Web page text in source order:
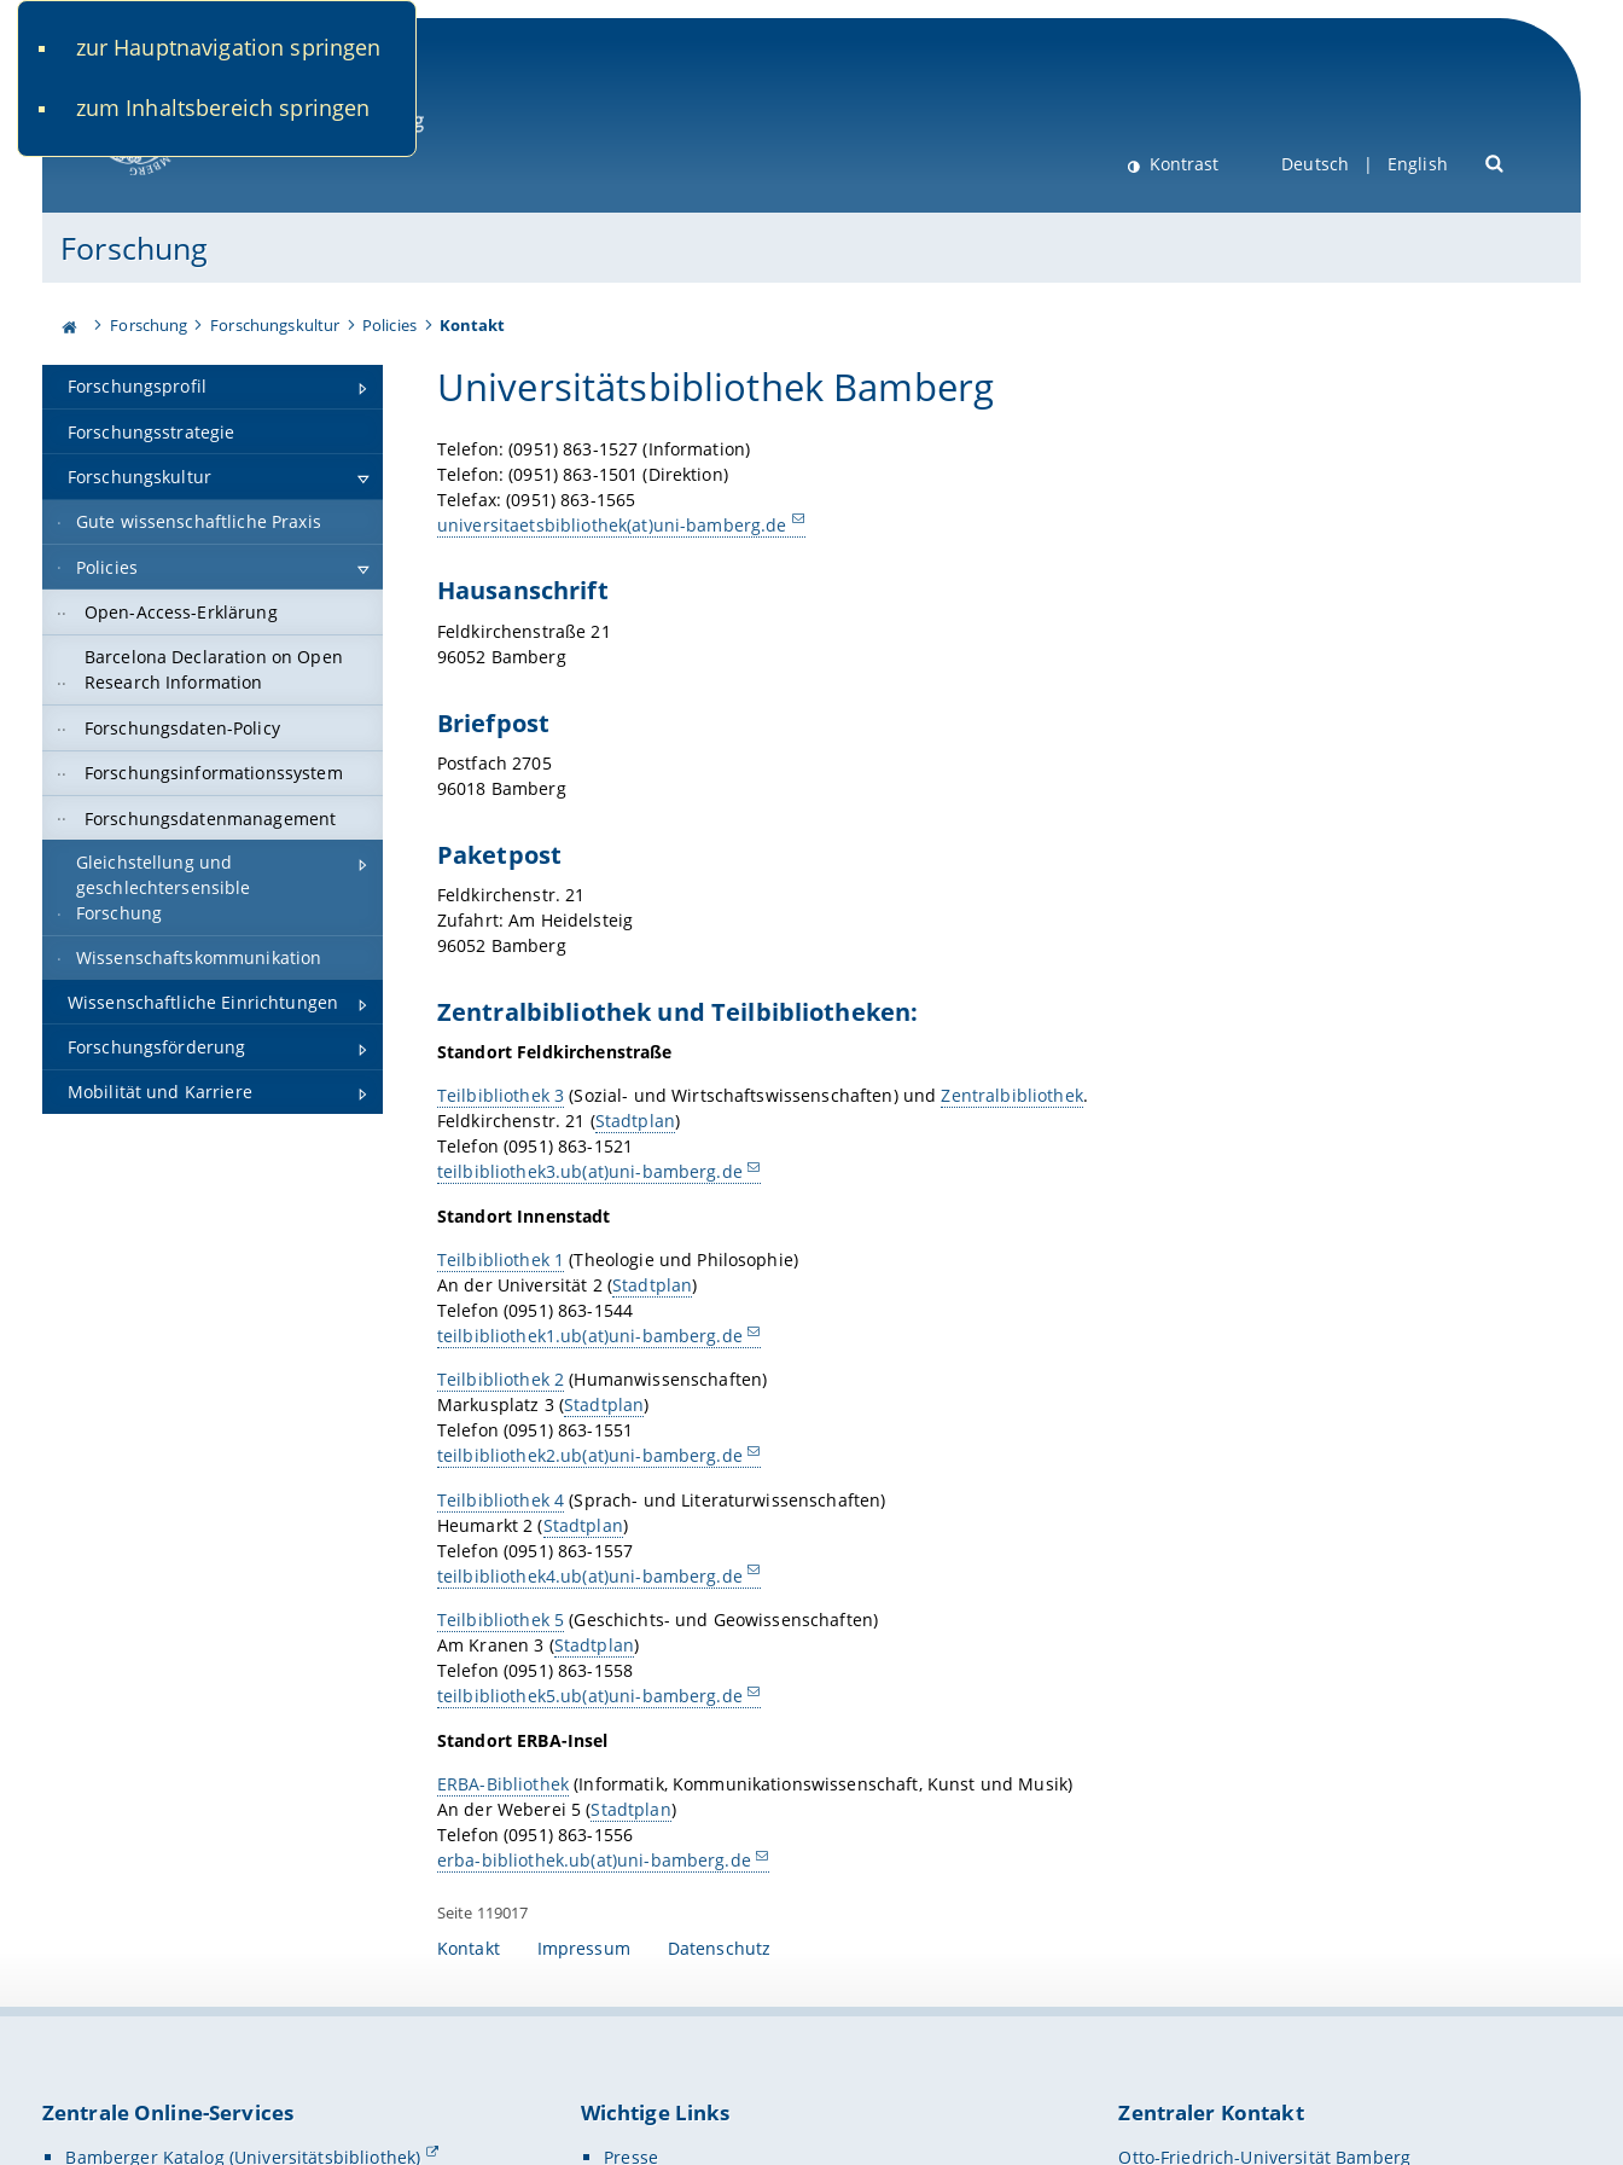
zur Hauptnavigation springen
zum Inhaltsbereich springen
Kontrast Deutsch English
Forschung
Forschung Forschungskultur Policies Kontakt
Forschungsprofil
Forschungsstrategie
Forschungskultur
Gute wissenschaftliche Praxis
Policies
Open-Access-Erklärung
Barcelona Declaration on Open
Research Information
Forschungsdaten-Policy
Forschungsinformationssystem
Forschungsdatenmanagement
Gleichstellung und
geschlechtersensible
Forschung
Wissenschaftskommunikation
Wissenschaftliche Einrichtungen
Forschungsförderung
Mobilität und Karriere
Universitätsbibliothek Bamberg
Telefon: (0951) 863-1527 (Information)
Telefon: (0951) 863-1501 (Direktion)
Telefax: (0951) 863-1565
universitaetsbibliothek(at)uni-bamberg.de
Hausanschrift
Feldkirchenstraße 21
96052 Bamberg
Briefpost
Postfach 2705
96018 Bamberg
Paketpost
Feldkirchenstr. 21
Zufahrt: Am Heidelsteig
96052 Bamberg
Zentralbibliothek und Teilbibliotheken:
Standort Feldkirchenstraße
Teilbibliothek 3 (Sozial- und Wirtschaftswissenschaften) undZentralbibliothek.
Feldkirchenstr. 21 (Stadtplan)
Telefon (0951) 863-1521
teilbibliothek3.ub(at)uni-bamberg.de
Standort Innenstadt
Teilbibliothek 1 (Theologie und Philosophie)
An der Universität 2 (Stadtplan)
Telefon (0951) 863-1544
teilbibliothek1.ub(at)uni-bamberg.de
Teilbibliothek 2 (Humanwissenschaften)
Markusplatz 3 (Stadtplan)
Telefon (0951) 863-1551
teilbibliothek2.ub(at)uni-bamberg.de
Teilbibliothek 4 (Sprach- und Literaturwissenschaften)
Heumarkt 2 (Stadtplan)
Telefon (0951) 863-1557
teilbibliothek4.ub(at)uni-bamberg.de
Teilbibliothek 5 (Geschichts- und Geowissenschaften)
Am Kranen 3 (Stadtplan)
Telefon (0951) 863-1558
teilbibliothek5.ub(at)uni-bamberg.de
Standort ERBA-Insel
ERBA-Bibliothek(Informatik, Kommunikationswissenschaft, Kunst und Musik)
An der Weberei 5 (Stadtplan)
Telefon (0951) 863-1556
erba-bibliothek.ub(at)uni-bamberg.de
Seite 119017
Kontakt Impressum Datenschutz
Zentrale Online-Services
Bamberger Katalog (Universitätsbibliothek)
Wichtige Links
Presse
Zentraler Kontakt
Otto-Friedrich-Universität Bamberg